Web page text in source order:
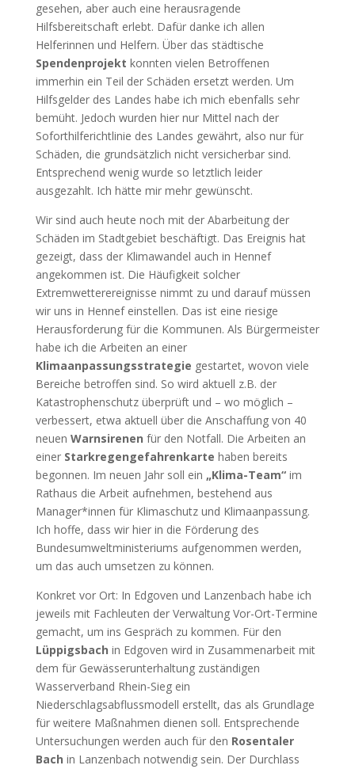
gesehen, aber auch eine herausragende
Hilfsbereitschaft erlebt. Dafür danke ich allen
Helferinnen und Helfern. Über das städtische
Spendenprojekt konnten vielen Betroffenen
immerhin ein Teil der Schäden ersetzt werden. Um
Hilfsgelder des Landes habe ich mich ebenfalls sehr
bemüht. Jedoch wurden hier nur Mittel nach der
Soforthilferichtlinie des Landes gewährt, also nur für
Schäden, die grundsätzlich nicht versicherbar sind.
Entsprechend wenig wurde so letztlich leider
ausgezahlt. Ich hätte mir mehr gewünscht.
Wir sind auch heute noch mit der Abarbeitung der
Schäden im Stadtgebiet beschäftigt. Das Ereignis hat
gezeigt, dass der Klimawandel auch in Hennef
angekommen ist. Die Häufigkeit solcher
Extremwetterereignisse nimmt zu und darauf müssen
wir uns in Hennef einstellen. Das ist eine riesige
Herausforderung für die Kommunen. Als Bürgermeister
habe ich die Arbeiten an einer
Klimaanpassungsstrategie gestartet, wovon viele
Bereiche betroffen sind. So wird aktuell z.B. der
Katastrophenschutz überprüft und – wo möglich –
verbessert, etwa aktuell über die Anschaffung von 40
neuen Warnsirenen für den Notfall. Die Arbeiten an
einer Starkregengefahrenkarte haben bereits
begonnen. Im neuen Jahr soll ein „Klima-Team“im
Rathaus die Arbeit aufnehmen, bestehend aus
Manager*innen für Klimaschutz und Klimaanpassung.
Ich hoffe, dass wir hier in die Förderung des
Bundesumweltministeriums aufgenommen werden,
um das auch umsetzen zu können.
Konkret vor Ort: In Edgoven und Lanzenbach habe ich
jeweils mit Fachleuten der Verwaltung Vor-Ort-Termine
gemacht, um ins Gespräch zu kommen. Für den
Lüppigsbach in Edgoven wird in Zusammenarbeit mit
dem für Gewässerunterhaltung zuständigen
Wasserverband Rhein-Sieg ein
Niederschlagsabflussmodell erstellt, das als Grundlage
für weitere Maßnahmen dienen soll. Entsprechende
Untersuchungen werden auch für den Rosentaler
Bach in Lanzenbach notwendig sein. Der Durchlass